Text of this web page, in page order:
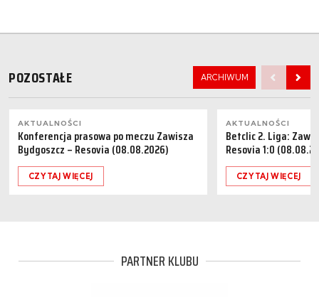
POZOSTAŁE ARCHIWUM
AKTUALNOŚCI
Konferencja prasowa po meczu Zawisza
Bydgoszcz – Resovia (08.08.2026)
CZYTAJ WIĘCEJ
AKTUALNOŚCI
Betclic 2. Liga:
Resovia 1:0
CZYTAJ WIĘCEJ
PARTNER KLUBU